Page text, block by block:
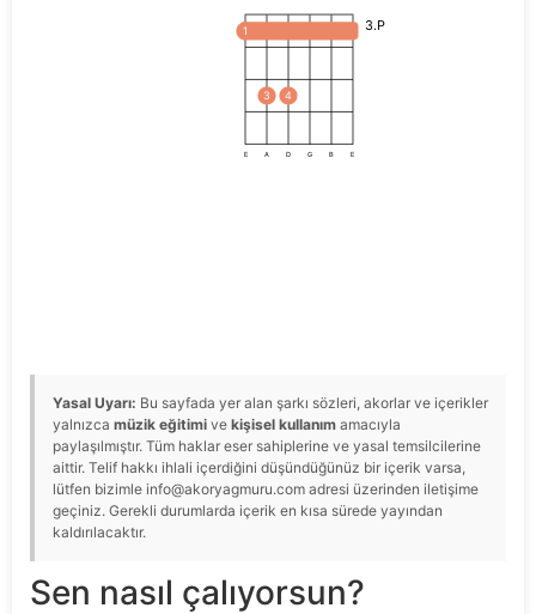
3.P
1
3 4
E A D G B E
Yasal Uyarı: Bu sayfada yer alan şarkı sözleri, akorlar ve içerikler
yalnızca müzik eğitimi ve kişisel kullanım amacıyla
paylaşılmıştır. Tüm haklar eser sahiplerine ve yasal temsilcilerine
aittir. Telif hakkı ihlali içerdiğini düşündüğünüz bir içerik varsa,
lütfen bizimle info@akoryagmuru.com adresi üzerinden iletişime
geçiniz. Gerekli durumlarda içerik en kısa sürede yayından
kaldırılacaktır.
Sen nasıl çalıyorsun?